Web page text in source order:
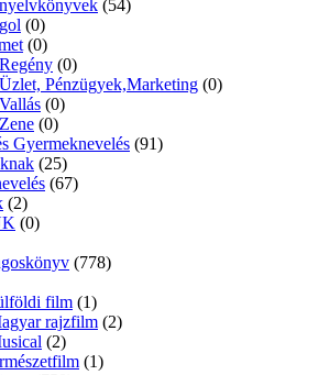
film
rajzfilm
(2)
(1)
(750)
(16)
(436)
(368)
DVD
(0)
könyvek
CD, DVD (32)
(15)
(193)